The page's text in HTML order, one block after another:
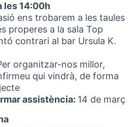
les 14:00h
ens trobarem a les taules
properes a la sala Top
contrari al bar Ursula K.
organitzar-nos millor,
qui vindrà, de forma
assistència: 14 de març